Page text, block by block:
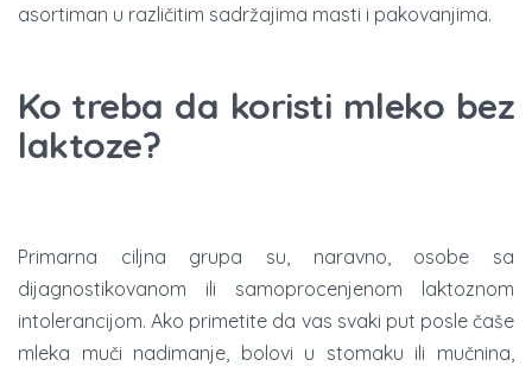
asortiman u različitim sadržajima masti i pakovanjima.
Ko treba da koristi mleko bez
laktoze?
Primarna ciljna grupa su, naravno, osobe sa
dijagnostikovanom ili samoprocenjenom laktoznom
intolerancijom. Ako primetite da vas svaki put posle čaše
mleka muči nadimanje, bolovi u stomaku ili mučnina,